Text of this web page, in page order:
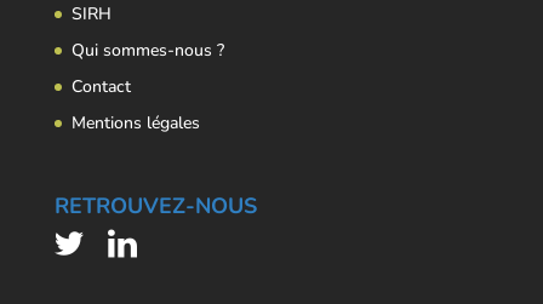
SIRH
Qui sommes-nous ?
Contact
Mentions légales
RETROUVEZ-NOUS